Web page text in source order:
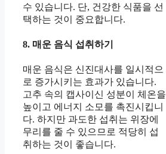
수 있습니다. 단, 건강한 식품을 선
택하는 것이 중요합니다.
8. 매운 음식 섭취하기
매운 음식은 신진대사를 일시적으
로 증가시키는 효과가 있습니다.
고추 속의 캡사이신 성분이 체온을
높이고 에너지 소모를 촉진시킵니
다. 하지만 과도한 섭취는 위장에
무리를 줄 수 있으므로 적당히 섭
취하는 것이 좋습니다.